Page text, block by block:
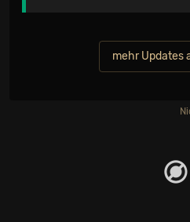
mehr Updates